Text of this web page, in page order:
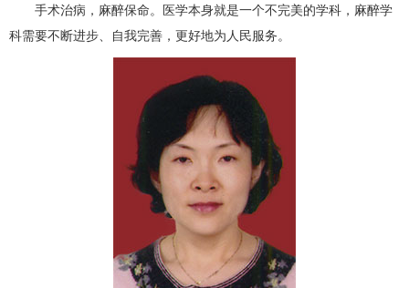
手术治病，麻醉保命。医学本身就是一个不完美的学科，麻醉学
科需要不断进步、自我完善，更好地为人民服务。